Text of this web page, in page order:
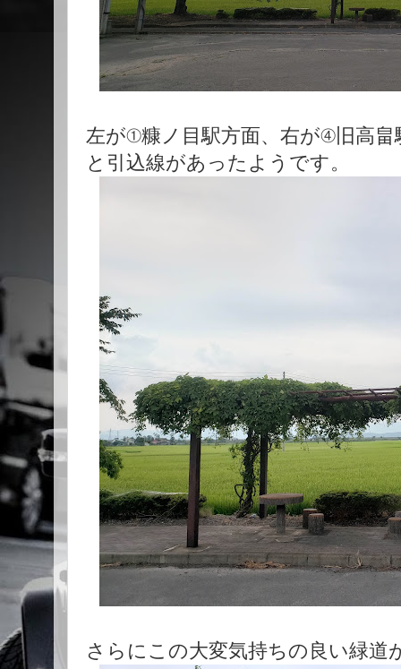
左が①糠ノ目駅方面、右が④旧高畠
と引込線があったようです。
さらにこの大変気持ちの良い緑道